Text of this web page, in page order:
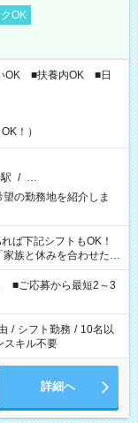
OK
OK ■扶養内OK ■日
！）
/ …
の勤務地を紹介しま
」 「できれば残業はし
ワーク希望
間と、もう1つのお仕事
合は応募できません。
■ご応募から最短2～3
/ シフト勤務 / 10名以
スキル不要
詳細へ